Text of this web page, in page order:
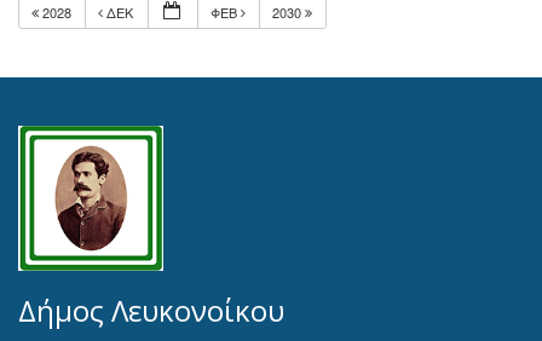
2028 ΔΕΚ ΦΕΒ 2030
Δήμος Λευκονοίκου